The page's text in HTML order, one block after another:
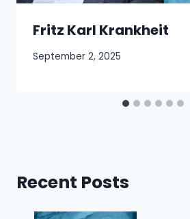
Fritz Karl Krankheit
September 2, 2025
Recent Posts